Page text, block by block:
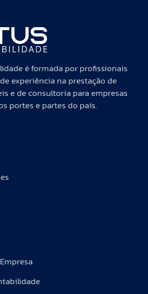
é formada por profissionais
experiência na prestação de
e de consultoria para empresas
portes e partes do país.